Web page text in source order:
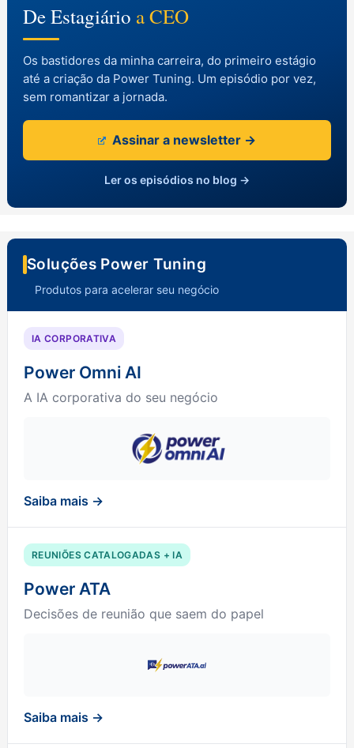
De Estagiário a CEO
Os bastidores da minha carreira, do primeiro estágio
até a criação da Power Tuning. Um episódio por vez,
sem romantizar a jornada.
Assinar a newsletter →
Ler os episódios no blog →
Soluções Power Tuning
Produtos para acelerar seu negócio
IA CORPORATIVA
Power Omni AI
A IA corporativa do seu negócio
Saiba mais →
REUNIÕES CATALOGADAS + IA
Power ATA
Decisões de reunião que saem do papel
Saiba mais →